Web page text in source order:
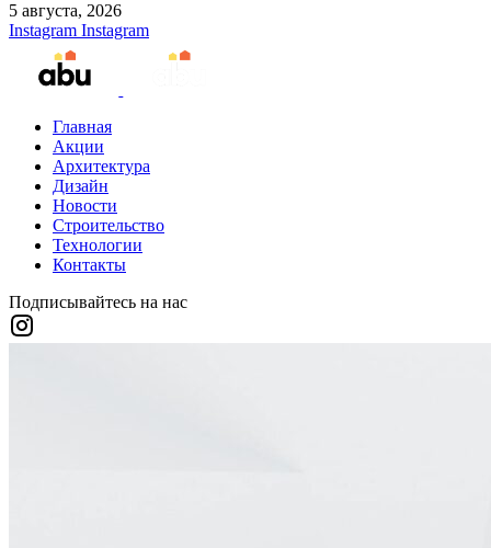
5 августа, 2026
Instagram Instagram
Главная
Акции
Архитектура
Дизайн
Новости
Строительство
Технологии
Контакты
Подписывайтесь на нас